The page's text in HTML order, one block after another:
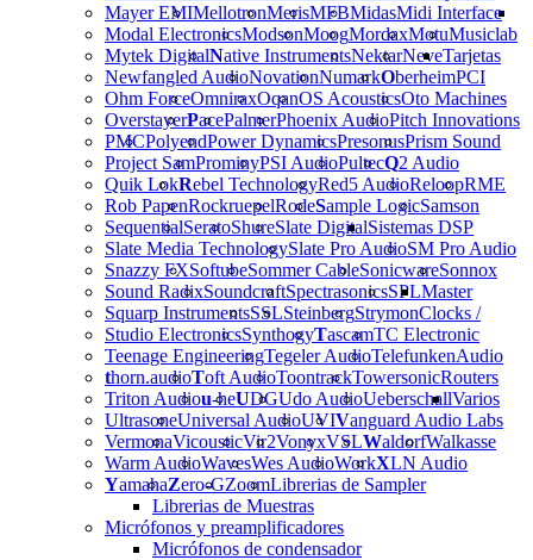
Mayer EMIMellotronMerisMFBMidas
Modal ElectronicsModsonMoogMordaxMotuMusiclab
Mytek DigitalNative InstrumentsNektarNeve
Newfangled AudioNovationNumarkOberheim
Ohm ForceOmniraxOqanOS AcousticsOto Machines
OverstayerPacePalmerPhoenix AudioPitch Innovations
PMCPolyendPower DynamicsPresonusPrism Sound
Project SamProminyPSI AudioPultecQ2 Audio
Quik LokRebel TechnologyRed5 AudioReloopRME
Rob PapenRockruepelRodeSample LogicSamson
SequentialSeratoShureSlate Digital
Slate Media TechnologySlate Pro AudioSM Pro Audio
Snazzy FXSoftubeSommer CableSonicwareSonnox
Sound RadixSoundcraftSpectrasonicsSPL
Squarp InstrumentsSSLSteinbergStrymon
Studio ElectronicsSynthogyTascamTC Electronic
Teenage EngineeringTegeler AudioTelefunken
thorn.audioToft AudioToontrackTowersonic
Triton Audiou-heUDGUdo AudioUeberschall
UltrasoneUniversal AudioUVIVanguard Audio Labs
VermonaVicousticVir2VonyxVSLWaldorfWalkasse
Warm AudioWavesWes AudioWorkXLN Audio
YamahaZero-GZoom
Midi Interface
Tarjetas
PCI
Sistemas DSP
Master
Clocks /
Audio
Routers
Varios
Librerias de Sampler
Librerias de Muestras
Micrófonos y preamplificadores
Micrófonos de condensador